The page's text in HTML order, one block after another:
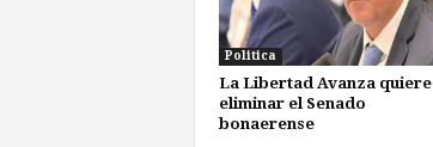
Politica
La Libertad Avanza quiere
eliminar el Senado
bonaerense